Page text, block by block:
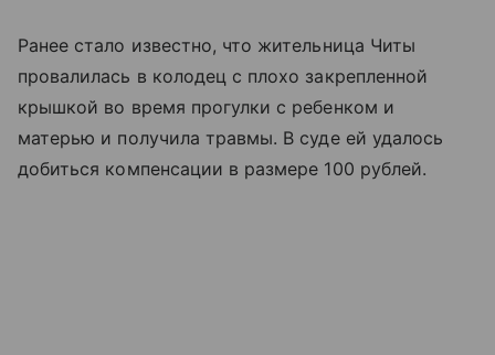
Ранее стало известно, что жительница Читы
провалилась в колодец с плохо закрепленной
крышкой во время прогулки с ребенком и
матерью и получила травмы. В суде ей удалось
добиться компенсации в размере 100 рублей.